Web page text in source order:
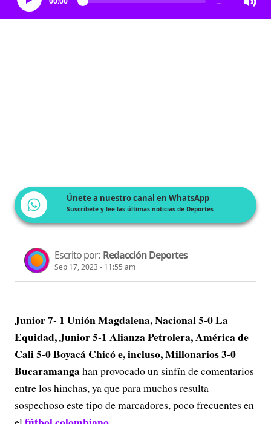
Únete a nuestro canal en WhatsApp
Suscríbete y lee las últimas noticias de Deportes
Escrito por: Redacción Deportes
Sep 17, 2023 - 11:55 am
Junior 7- 1 Unión Magdalena, Nacional 5-0 La
Equidad, Junior 5-1 Alianza Petrolera, América de
Cali 5-0 Boyacá Chicó e, incluso, Millonarios 3-0
Bucaramangahan provocado un sinfín de comentarios
entre los hinchas, ya que para muchos resulta
sospechoso este tipo de marcadores, poco frecuentes en